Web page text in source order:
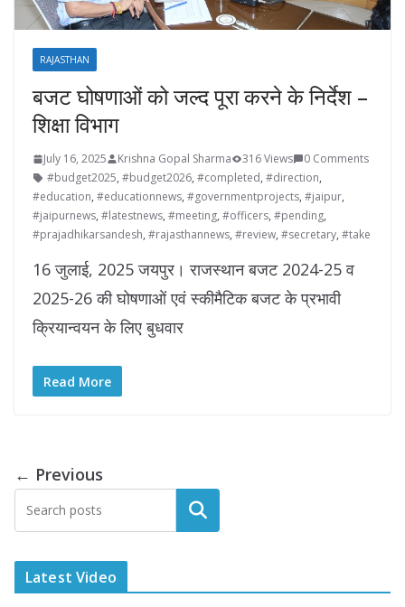
RAJASTHAN
बजट घोषणाओं को जल्द पूरा करने के निर्देश –
शिक्षा विभाग
July 16, 2025 Krishna Gopal Sharma 316 Views
0 Comments
#budget2025, #budget2026, #completed, #direction,
#education, #educationnews, #governmentprojects, #jaipur,
#jaipurnews, #latestnews, #meeting, #officers, #pending,
#prajadhikarsandesh, #rajasthannews, #review, #secretary, #take
16 जुलाई, 2025 जयपुर। राजस्थान बजट 2024-25 व
2025-26 की घोषणाओं एवं स्कीमैटिक बजट के प्रभावी
क्रियान्वयन के लिए बुधवार
Read More
← Previous
Latest Video